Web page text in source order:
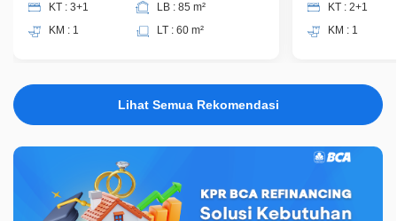
KT : 3+1
KM : 1
LB : 85 m²
LT : 60 m²
KT : 2+1
KM : 1
Lihat Semua Rekomendasi